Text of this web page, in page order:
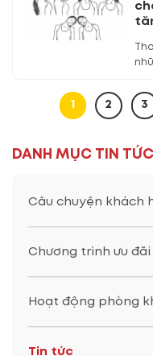
DANH MỤC TIN TỨC
Câu chuyện khách
Chương trình ưu đãi
Hoạt động phòng
Tin tức
1 2 3